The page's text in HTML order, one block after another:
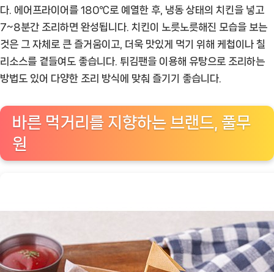
다. 에어프라이어를 180℃로 예열한 후, 냉동 상태의 치킨을 넣고
7~8분간 조리하면 완성됩니다. 치킨이 노릇노릇해진 모습을 보는
것은 그 자체로 큰 즐거움이고, 더욱 맛있게 먹기 위해 케첩이나 칠
리소스를 곁들여도 좋습니다. 튀김팬을 이용해 유탕으로 조리하는
방법도 있어 다양한 조리 방식에 맞춰 즐기기 좋습니다.
바른 먹거리를 지향하는 브랜드, 풀무
원